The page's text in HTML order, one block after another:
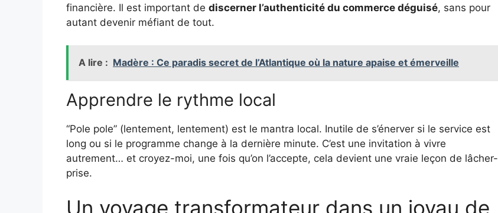
financière. Il est important de discerner l’authenticité du commerce déguisé, sans pour
autant devenir méfiant de tout.
A lire : Madère : Ce paradis secret de l’Atlantique où la nature apaise et émerveille
Apprendre le rythme local
“Pole pole” (lentement, lentement) est le mantra local. Inutile de s’énerver si le service est
long ou si le programme change à la dernière minute. C’est une invitation à vivre
autrement… et croyez-moi, une fois qu’on l’accepte, cela devient une vraie leçon de lâcher-
prise.
Un voyage transformateur dans un joyau de